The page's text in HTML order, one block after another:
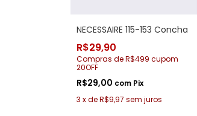
NECESSAIRE 115-153 Concha
R$29,90
Compras de R$499 cupom
20OFF
R$29,00 com Pix
3 xdeR$9,97 sem juros